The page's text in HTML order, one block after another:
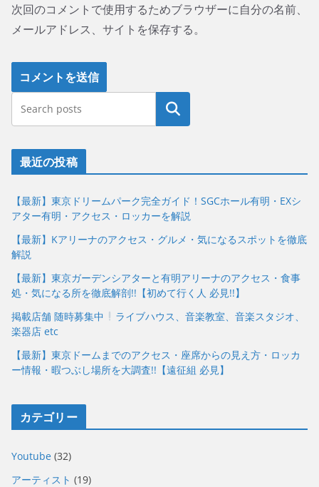
次回のコメントで使用するためブラウザーに自分の名前、
メールアドレス、サイトを保存する。
最近の投稿
【最新】東京ドリームパーク完全ガイド！SGCホール有明・EXシ
アター有明・アクセス・ロッカーを解説
【最新】Kアリーナのアクセス・グルメ・気になるスポットを徹底
解説
【最新】東京ガーデンシアターと有明アリーナのアクセス・食事
処・気になる所を徹底解剖!!【初めて行く人 必見!!】
掲載店舗 随時募集中
ライブハウス、音楽教室、音楽スタジオ、
楽器店 etc
【最新】東京ドームまでのアクセス・座席からの見え方・ロッカ
ー情報・暇つぶし場所を大調査!!【遠征組 必見】
カテゴリー
Youtube (32)
アーティスト (19)